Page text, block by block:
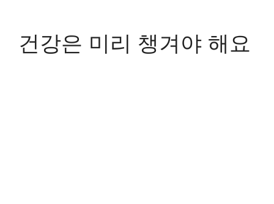
건강은 미리 챙겨야 해요